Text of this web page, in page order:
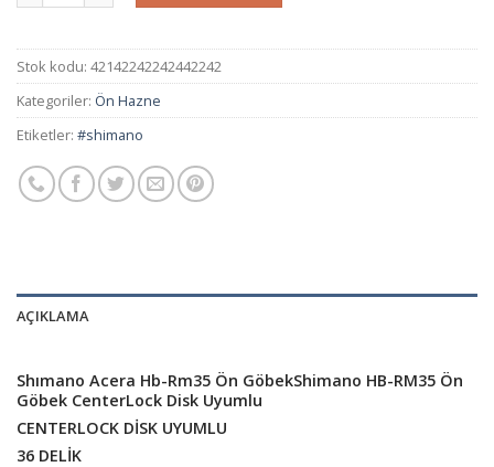
Stok kodu: 42142242242442242
Kategoriler: Ön Hazne
Etiketler: #shimano
AÇIKLAMA
Shımano Acera Hb-Rm35 Ön GöbekShimano HB-RM35 Ön
Göbek CenterLock Disk Uyumlu
CENTERLOCK DİSK UYUMLU
36 DELİK